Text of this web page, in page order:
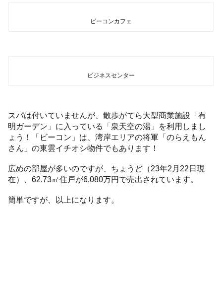
ビーコンカフェ
ビジネスセンター
スパは付いていませんが、散歩がてら大型商業施設「有
明ガーデン」に入っている「泉天空の湯」を利用しまし
ょう！「ビーコン」は、湾岸エリアの将軍「のらえもん
さん」の東雲イチオシ物件でもあります！
広めの部屋が多いのですが、ちょうど（23年2月22日現
在）、62.73㎡住戸が6,080万円で売出されています。
簡単ですが、以上になります。